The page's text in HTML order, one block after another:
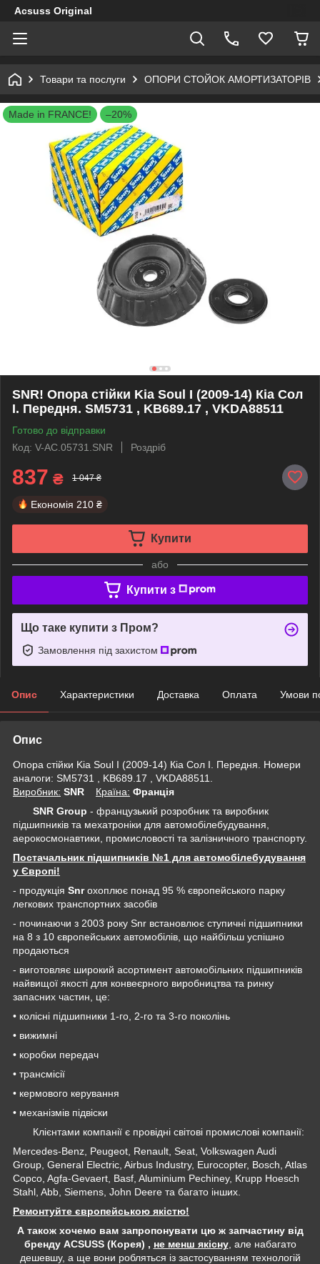
Acsuss Original
Товари та послуги ОПОРИ СТОЙОК АМОРТИЗАТОРІВ
Made in FRANCE! –20%
SNR! Опора стійки Kia Soul I (2009-14) Кіа Сол
I. Передня. SM5731 , KB689.17 , VKDA88511
Готово до відправки
Код: V-AC.05731.SNR
Роздріб
837 ₴ 1 047 ₴
Економія 210 ₴
Купити
або
Купити з
Що таке купити з Пром?
Замовлення під захистом
Опис Характеристики Доставка Оплата Умови
Опис
Опора стійки Kia Soul I (2009-14) Кіа Сол I. Передня. Номери
аналоги: SM5731 , KB689.17 , VKDA88511.
Виробник: SNR Крaїна: Франція
SNR Group - французький розробник та виробник
підшипників та мехатроніки для автомобілебудування,
аерокосмонавтики, промисловості та залізничного транспорту.
Постачальник підшипників №1 для автомобілебудування
у Європі!
- продукція Snrохоплює понад 95 % європейського парку
легкових транспортних засобів
- починаючи з 2003 року Snr встановлює ступичні підшипники
на 8 з 10 європейських автомобілів, що найбільш успішно
продаються
- виготовляє широкий асортимент автомобільних підшипників
найвищої якості для конвеєрного виробництва та ринку
запасних частин, це:
• колісні підшипники 1-го, 2-го та 3-го поколінь
• вижимні
• коробки передач
• трансмісії
• кермового керування
• механізмів підвіски
Клієнтами компанії є провідні світові промислові компанії:
Mercedes-Benz, Peugeot, Renault, Seat, Volkswagen Audi
Group, General Electric, Airbus Industry, Eurocopter, Bosch, Atlas
Copco, Agfa-Gevaert, Basf, Aluminium Pechiney, Krupp Hoesch
Stahl, Abb, Siemens, John Deere та багато інших.
Ремонтуйте європейською якістю!
А також хочемо вам запропонувати цю ж запчастину від
бренду ACSUSS (Корея) , не менш якісну, але набагато
дешевшу, а ще вони робляться із застосуванням технологій